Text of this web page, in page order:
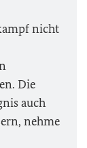
nicht
Die
auch
nehme